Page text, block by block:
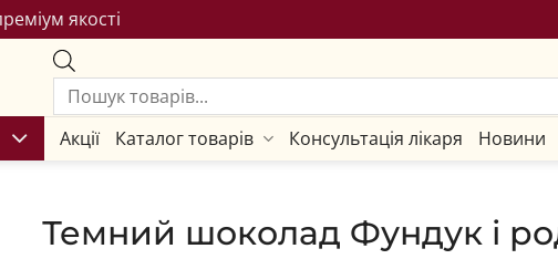
якості
Акції Каталог товарів Консультація лікаря Новини
Темний шоколад Фундук і